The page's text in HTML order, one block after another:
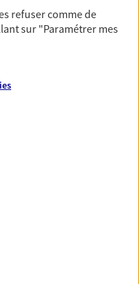
refuser comme de
sur "Paramétrer mes